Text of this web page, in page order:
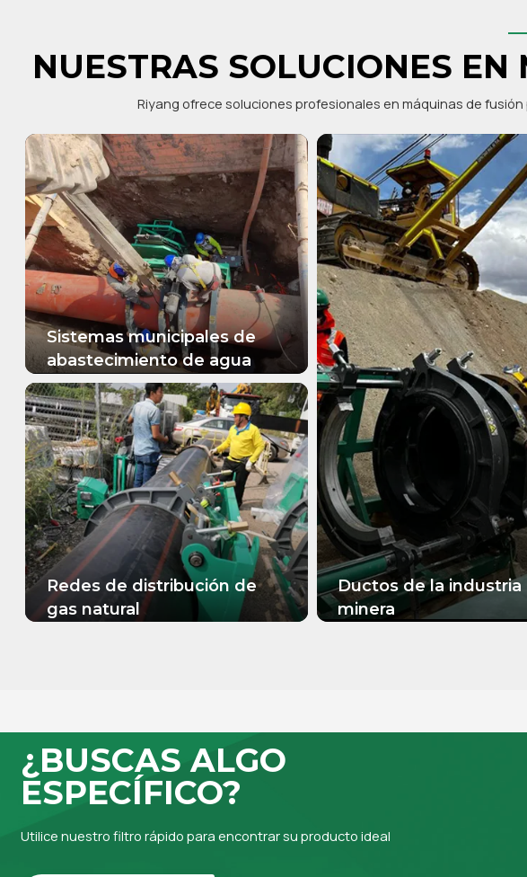
NUESTRAS SOLUCIONES
Riyang ofrece soluciones profesionales en máquinas de
Sistemas municipales de
abastecimiento de agua
MÁS INFORMACIÓN
Redes de distribución de
gas natural
Ductos de la industria
minera
¿BUSCAS ALGO
ESPECÍFICO?
Utilice nuestro filtro rápido para encontrar su producto ideal